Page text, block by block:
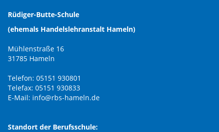
Rüdiger-Butte-Schule
(ehemals Handelslehranstalt Hameln)
Mühlenstraße 16
31785 Hameln
Telefon: 05151 930801
Telefax: 05151 930833
E-Mail: info@rbs-hameln.de
Standort der Berufsschule: